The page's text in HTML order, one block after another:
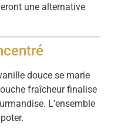
une alternative
douce se marie
fraîcheur finalise
L’ensemble